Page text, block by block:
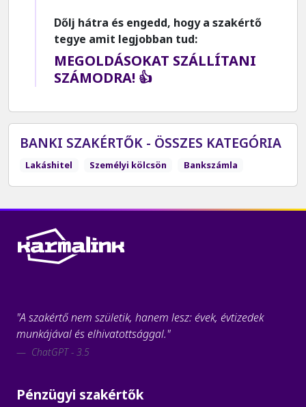
Dőlj hátra és engedd, hogy a szakértő
tegye amit legjobban tud:
MEGOLDÁSOKAT SZÁLLÍTANI
SZÁMODRA! 👍
BANKI SZAKÉRTŐK - ÖSSZES KATEGÓRIA
Lakáshitel Személyi kölcsön Bankszámla
"A szakértő nem születik, hanem lesz: évek, évtizedek
munkájával és elhivatottsággal."
ChatGPT - 3.5
Pénzügyi szakértők